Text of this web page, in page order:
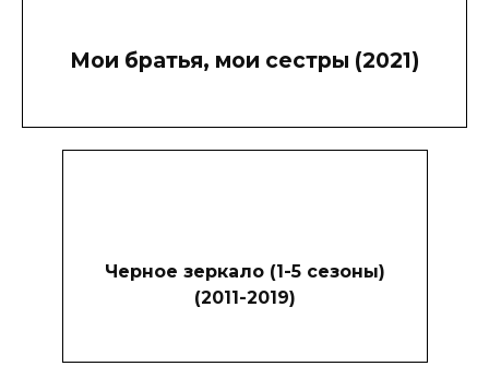
Мои братья, мои сестры (2021)
Черное зеркало (1-5 сезоны)
(2011-2019)